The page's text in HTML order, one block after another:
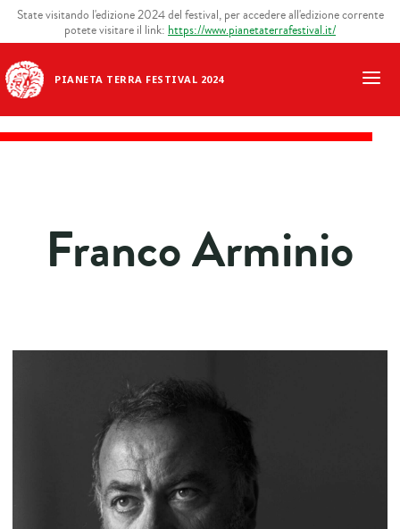
PIANETA TERRA FESTIVAL 2024
State visitando l'edizione 2024 del festival, per accedere all'edizione corrente
potete visitare il link: https://www.pianetaterrafestival.it/
Franco Arminio